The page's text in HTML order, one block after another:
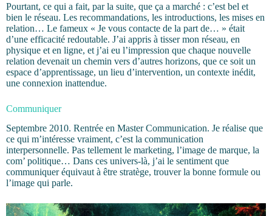
Pourtant, ce qui a fait, par la suite, que ça a marché : c’est bel et
bien le réseau. Les recommandations, les introductions, les mises en
relation… Le fameux « Je vous contacte de la part de… » était
d’une efficacité redoutable. J’ai appris à tisser mon réseau, en
physique et en ligne, et j’ai eu l’impression que chaque nouvelle
relation devenait un chemin vers d’autres horizons, que ce soit un
espace d’apprentissage, un lieu d’intervention, un contexte inédit,
une connexion inattendue.
Communiquer
Septembre 2010. Rentrée en Master Communication. Je réalise que
ce qui m’intéresse vraiment, c’est la communication
interpersonnelle. Pas tellement le marketing, l’image de marque, la
com’ politique… Dans ces univers-là, j’ai le sentiment que
communiquer équivaut à être stratège, trouver la bonne formule ou
l’image qui parle.